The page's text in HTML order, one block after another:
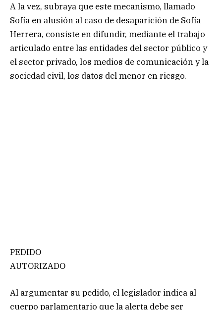
A la vez, subraya que este mecanismo, llamado
Sofía en alusión al caso de desaparición de Sofía
Herrera, consiste en difundir, mediante el trabajo
articulado entre las entidades del sector público y
el sector privado, los medios de comunicación y la
sociedad civil, los datos del menor en riesgo.
PEDIDO
AUTORIZADO
Al argumentar su pedido, el legislador indica al
cuerpo parlamentario que la alerta debe ser